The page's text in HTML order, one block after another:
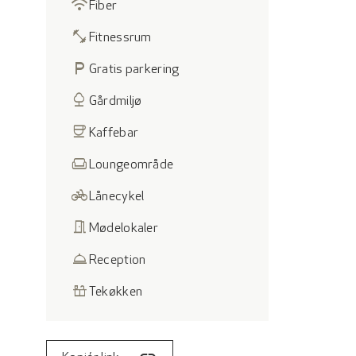
wifi Fiber
fitness_center Fitnessrum
local_parking Gratis parkering
nature Gårdmiljø
coffee Kaffebar
weekend Loungeområde
pedal_bike Lånecykel
meeting_room Mødelokaler
room_service Reception
countertops Tekøkken